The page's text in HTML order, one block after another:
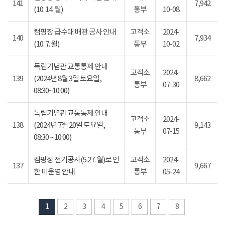
141
(10. 14. 월)
통부
10-08
7,942
140
캠핑장 급수대 배관 공사 안내
(10. 7. 월)
고객소
통부
2024-
10-02
7,934
139
독립기념관 교통통제 안내
(2024년 8월 3일 토요일,
08:30~10:00)
고객소
통부
2024-
07-30
8,662
138
독립기념관 교통통제 안내
(2024년 7월 20일 토요일,
08:30 ~ 10:00)
고객소
통부
2024-
07-15
9,143
137
캠핑장 전기공사(5.27. 월)로 인
한 미운영 안내
고객소
통부
2024-
05-24
9,667
1 2 3 4 5 6 7 8